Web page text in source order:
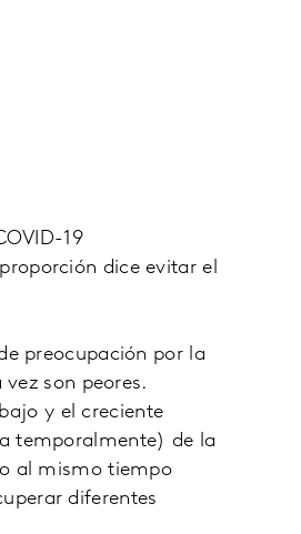
19
dice evitar el
preocupación por la
son peores.
y el creciente
temporalmente) de la
al mismo tiempo
diferentes